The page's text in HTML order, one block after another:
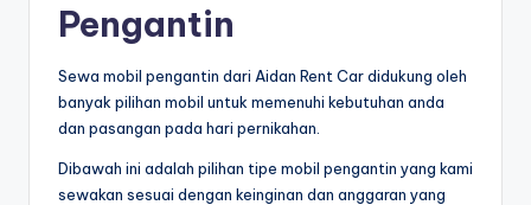
Pengantin
Sewa mobil pengantin dari Aidan Rent Car didukung oleh
banyak pilihan mobil untuk memenuhi kebutuhan anda
dan pasangan pada hari pernikahan.
Dibawah ini adalah pilihan tipe mobil pengantin yang kami
sewakan sesuai dengan keinginan dan anggaran yang